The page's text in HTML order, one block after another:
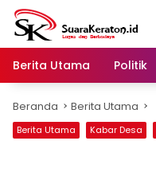
Langsung
konten
Berita Utama
Politik
Beranda Berita Utama
Berita Utama Kabar Desa